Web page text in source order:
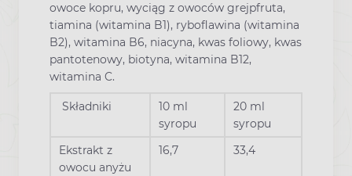
owoce kopru, wyciąg z owoców grejpfruta,
tiamina (witamina B1), ryboflawina (witamina
B2), witamina B6, niacyna, kwas foliowy, kwas
pantotenowy, biotyna, witamina B12,
witamina C.
Składniki
10 ml
syropu
20 ml
syropu
Ekstrakt z
owocu anyżu
16,7 33,4